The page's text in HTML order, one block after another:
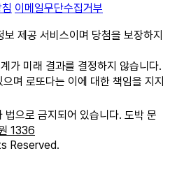
이메일무단수집거부
제공 서비스이며 당첨을 보장하지
가 미래 결과를 결정하지 않습니다.
며 로또다는 이에 대한 책임을 지지
으로 금지되어 있습니다. 도박 문
1336
Reserved.